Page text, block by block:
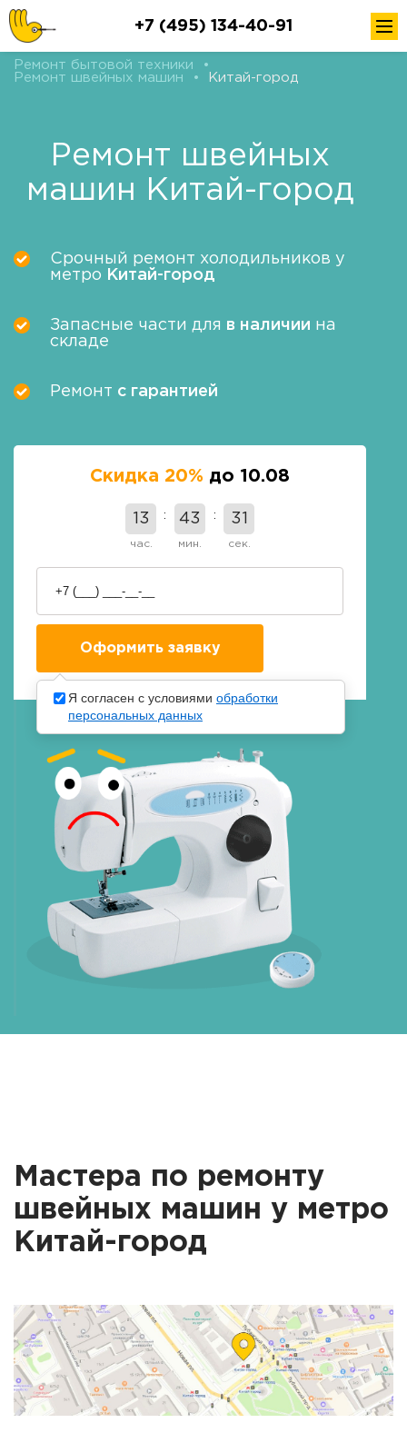
+7 (495) 134-40-91
Ремонт бытовой техники
•
Ремонт швейных машин
• Китай-город
Ремонт швейных
машин Китай-город
Срочный ремонт холодильников у
метро
Китай-город
Запасные части для в наличии на
складе
Ремонт с гарантией
Скидка 20% до 10.08
13
час.
43
мин.
30
сек.
Мастера по ремонту
швейных машин у метро
Китай-город
Я согласен с условиями обработки
персональных данных